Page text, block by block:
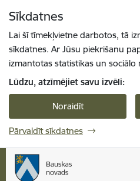
Sīkdatnes
Lai šī tīmekļvietne darbotos, tā
sīkdatnes. Ar Jūsu piekrišanu
izmantotas statistikas un sociālo
Lūdzu, atzīmējiet savu izvēli:
Noraidīt
Pārvaldīt sīkdatnes